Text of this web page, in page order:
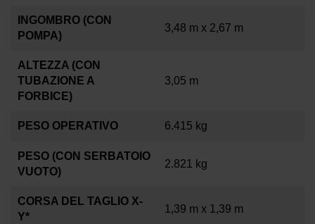
INGOMBRO (CON
POMPA)
3,48 m x 2,67 m
ALTEZZA (CON
TUBAZIONE A
FORBICE)
3,05 m
PESO OPERATIVO 6.415 kg
PESO (CON SERBATOIO
VUOTO)
2.821 kg
CORSA DEL TAGLIO X-
Y*
1,39 m x 1,39 m